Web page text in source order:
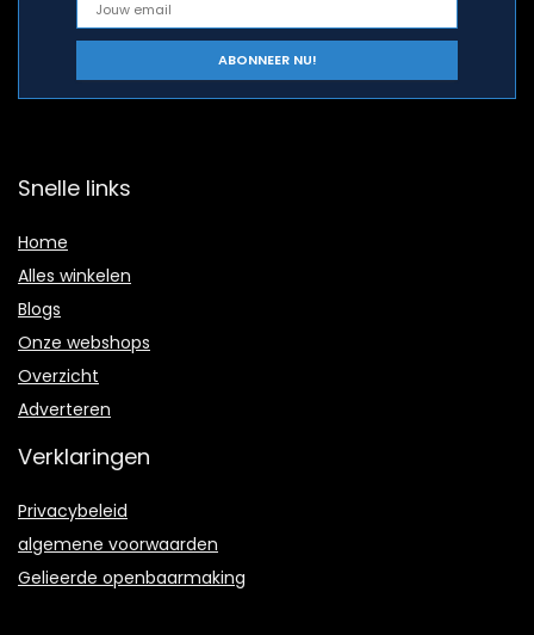
Snelle links
Home
Alles winkelen
Blogs
Onze webshops
Overzicht
Adverteren
Verklaringen
Privacybeleid
algemene voorwaarden
Gelieerde openbaarmaking